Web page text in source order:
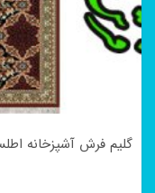
گزینه
ها
صفحه
گلیم فرش آشپزخانه